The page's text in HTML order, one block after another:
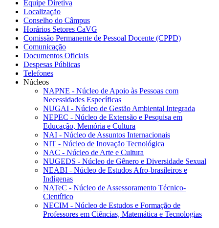
Equipe Diretiva
Localização
Conselho do Câmpus
Horários Setores CaVG
Comissão Permanente de Pessoal Docente (CPPD)
Comunicação
Documentos Oficiais
Despesas Públicas
Telefones
Núcleos
NAPNE - Núcleo de Apoio às Pessoas com
Necessidades Específicas
NUGAI - Núcleo de Gestão Ambiental Integrada
NEPEC - Núcleo de Extensão e Pesquisa em
Educação, Memória e Cultura
NAI - Núcleo de Assuntos Internacionais
NIT - Núcleo de Inovação Tecnológica
NAC - Núcleo de Arte e Cultura
NUGEDS - Núcleo de Gênero e Diversidade Sexual
NEABI - Núcleo de Estudos Afro-brasileiros e
Indígenas
NATeC - Núcleo de Assessoramento Técnico-
Científico
NECIM - Núcleo de Estudos e Formação de
Professores em Ciências, Matemática e Tecnologias